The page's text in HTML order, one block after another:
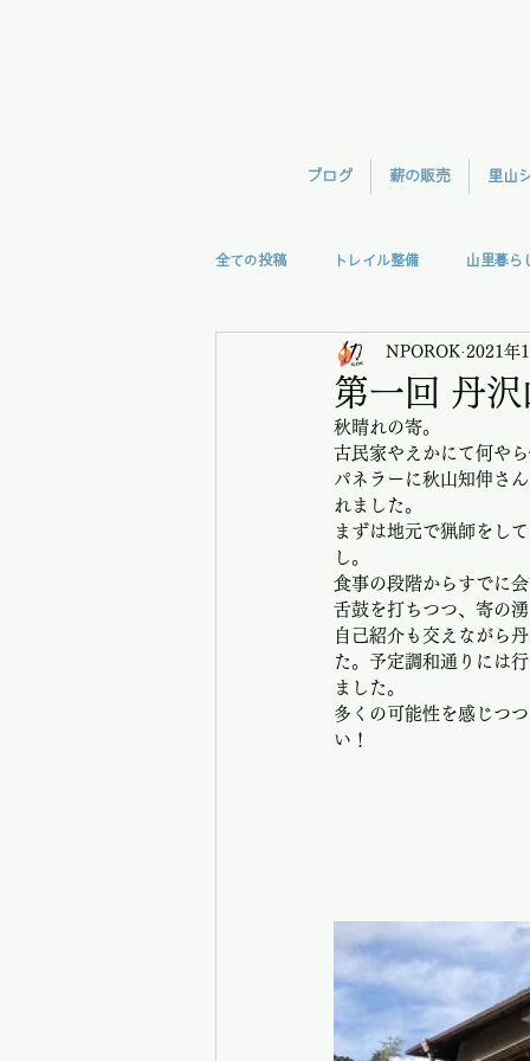
ブログ 薪の販売 里山
全ての投稿 トレイル整備 山里暮ら
TreeClimb モモン
授業 里の味
第一回 丹
NPOROK 2021年
秋晴れの寄。
古民家やえかにて何や
パネラーに秋山知伸さ
れました。
まずは地元で猟師をし
し。
食事の段階からすでに
舌鼓を打ちつつ、寄の
自己紹介も交えながら
た。予定調和通りには
ました。
多くの可能性を感じつ
い！